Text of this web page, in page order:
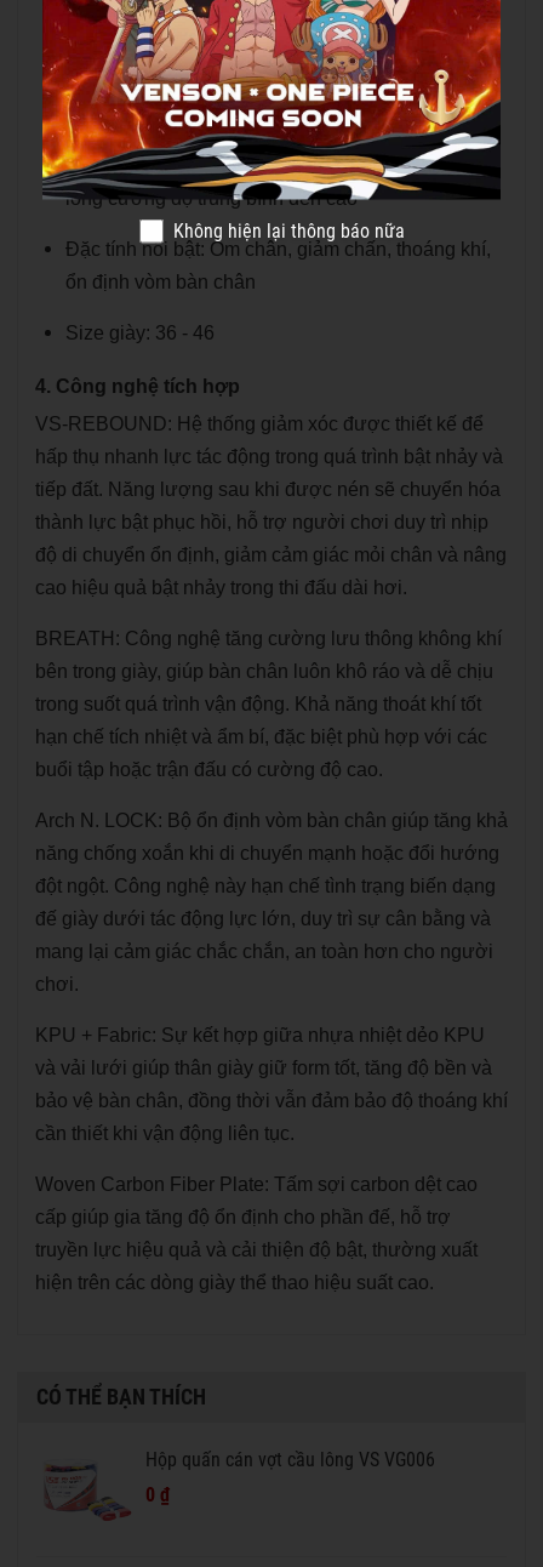
hoặc mũi chân rộng
Thân giày: KPU kết hợp vải lưới (Fabric)
Tấm ổn định: Woven Carbon Fiber Plate
Định hướng sử dụng: Tập luyện và thi đấu cầu
lông cường độ trung bình đến cao
Đặc tính nổi bật: Ôm chân, giảm chấn, thoáng khí,
ổn định vòm bàn chân
Size giày: 36 - 46
4. Công nghệ tích hợp
VS-REBOUND: Hệ thống giảm xóc được thiết kế để
hấp thụ nhanh lực tác động trong quá trình bật nhảy và
tiếp đất. Năng lượng sau khi được nén sẽ chuyển hóa
thành lực bật phục hồi, hỗ trợ người chơi duy trì nhịp
độ di chuyển ổn định, giảm cảm giác mỏi chân và nâng
cao hiệu quả bật nhảy trong thi đấu dài hơi.
BREATH: Công nghệ tăng cường lưu thông không khí
bên trong giày, giúp bàn chân luôn khô ráo và dễ chịu
trong suốt quá trình vận động. Khả năng thoát khí tốt
hạn chế tích nhiệt và ẩm bí, đặc biệt phù hợp với các
buổi tập hoặc trận đấu có cường độ cao.
Arch N. LOCK: Bộ ổn định vòm bàn chân giúp tăng khả
năng chống xoắn khi di chuyển mạnh hoặc đổi hướng
đột ngột. Công nghệ này hạn chế tình trạng biến dạng
đế giày dưới tác động lực lớn, duy trì sự cân bằng và
mang lại cảm giác chắc chắn, an toàn hơn cho người
chơi.
KPU + Fabric: Sự kết hợp giữa nhựa nhiệt dẻo KPU
và vải lưới giúp thân giày giữ form tốt, tăng độ bền và
bảo vệ bàn chân, đồng thời vẫn đảm bảo độ thoáng khí
cần thiết khi vận động liên tục.
Woven Carbon Fiber Plate: Tấm sợi carbon dệt cao
cấp giúp gia tăng độ ổn định cho phần đế, hỗ trợ
truyền lực hiệu quả và cải thiện độ bật, thường xuất
hiện trên các dòng giày thể thao hiệu suất cao.
CÓ THỂ BẠN THÍCH
Hộp quấn cán vợt cầu lông VS VG006
0 ₫
Không hiện lại thông báo nữa